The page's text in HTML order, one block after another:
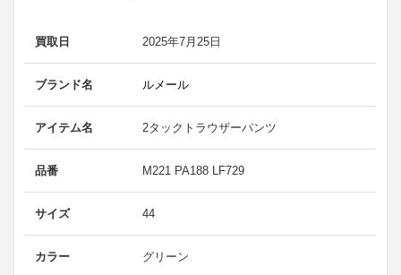
買取日 2025年7月25日
ブランド名 ルメール
アイテム名 2タックトラウザーパンツ
品番 M221 PA188 LF729
サイズ 44
カラー グリーン